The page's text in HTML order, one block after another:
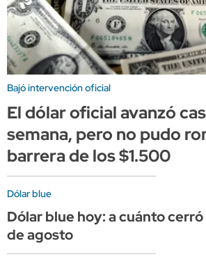
Bajó intervención oficial
El dólar oficial avanzó
semana, pero no pudo
barrera de los $1.500
Dólar blue
Dólar blue hoy: a cuánto
de agosto